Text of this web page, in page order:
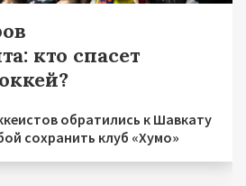
кто спасет
обратились к Шавкату
сохранить клуб «Хумо»